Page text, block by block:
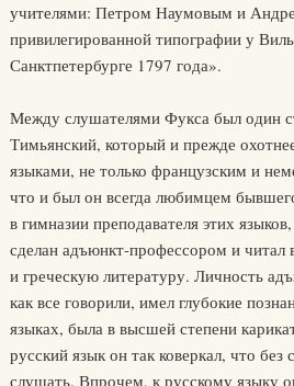
учителями: Петром Наумовым и
привилегированной типографии у
Санктпетербурге 1797 года».
Между слушателями Фукса был один
Тимьянский, который и прежде
языками, не только французским и
что и был он всегда любимцем
в гимназии преподавателя этих
сделан адъюнкт-профессором и читал
и греческую литературу. Личность
как все говорили, имел глубокие
языках, была в высшей степени
русский язык он так коверкал, что без
слушать. Впрочем, к русскому языку